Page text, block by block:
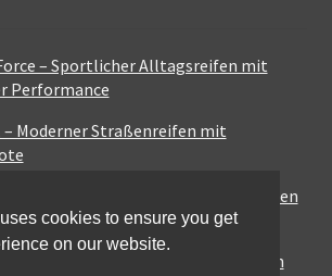
– Sportlicher Alltagsreifen mit
Performance
– Moderner Straßenreifen mit
– Ausgewogener Sport-Touring-Reifen
– Zuverlässigkeit für den urbanen
cookies to ensure you get
on our website.